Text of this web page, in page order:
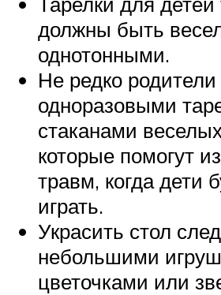
должны быть
однотонными.
Не редко
одноразовыми
стаканами
которые помогут
травм, когда дети
играть.
Украсить стол
небольшими
цветочками или